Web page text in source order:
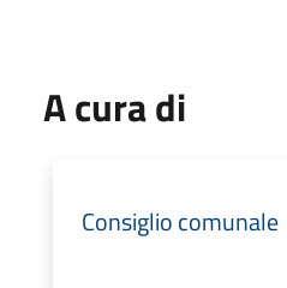
A cura di
Consiglio comunale